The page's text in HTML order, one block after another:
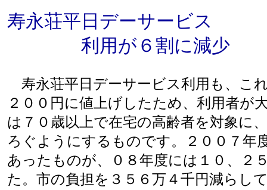
寿永荘平日デーサービス
利用が６割に減少
寿永荘平日デーサービス利用も、こ
２００円に値上げしたため、利用者が
は７０歳以上で在宅の高齢者を対象に
ろぐようにするものです。２００７年
あったものが、０８年度には１０、２
た。市の負担を３５６万４千円減らし